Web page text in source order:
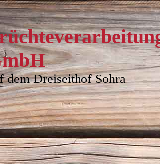
dem Dreiseithof Sohra